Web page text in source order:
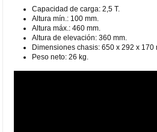
Capacidad de carga: 2,5 T.
Altura mín.: 100 mm.
Altura máx.: 460 mm.
Altura de elevación: 360 mm.
Dimensiones chasis: 650 x 292 x 170
Peso neto: 26 kg.